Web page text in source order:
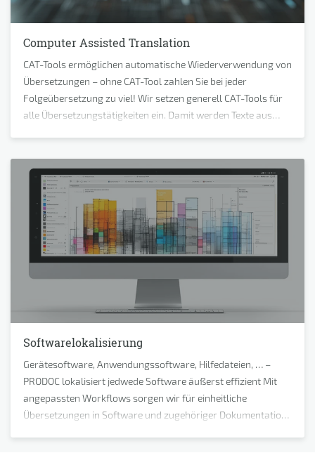
Computer Assisted Translation
CAT-Tools ermöglichen automatische Wiederverwendung von
Übersetzungen – ohne CAT-Tool zahlen Sie bei jeder
Folgeübersetzung zu viel! Wir setzen generell CAT-Tools für
alle Übersetzungstätigkeiten ein. Damit werden Texte aus
Softwarelokalisierung
Gerätesoftware, Anwendungssoftware, Hilfedateien, … –
PRODOC lokalisiert jedwede Software äußerst effizient Mit
angepassten Workflows sorgen wir für einheitliche
Übersetzungen in Software und zugehöriger Dokumentation.